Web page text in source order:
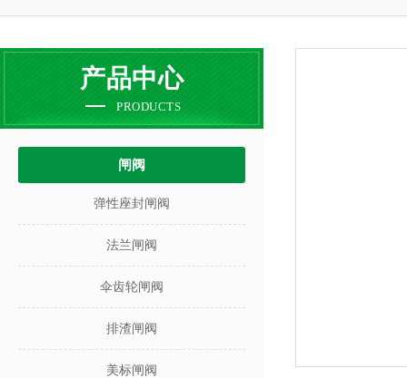
产品中心
PRODUCTS
闸阀
弹性座封闸阀
法兰闸阀
伞齿轮闸阀
排渣闸阀
美标闸阀